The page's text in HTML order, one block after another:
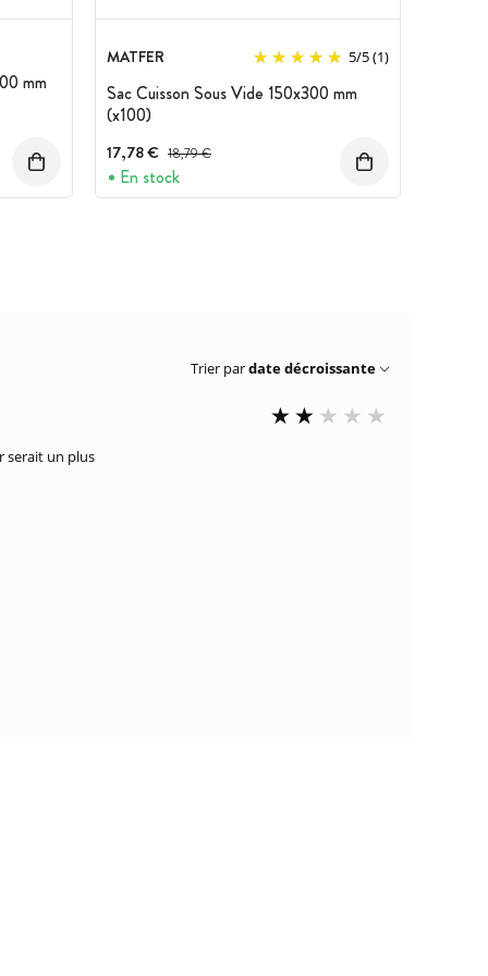
mm
MATFER 5/5(1)
Sac Cuisson Sous Vide 150x300 mm
(x100)
17,78 € Prix avant réduction :
18,79 €
En stock
Trier pardate décroissante
serait un plus